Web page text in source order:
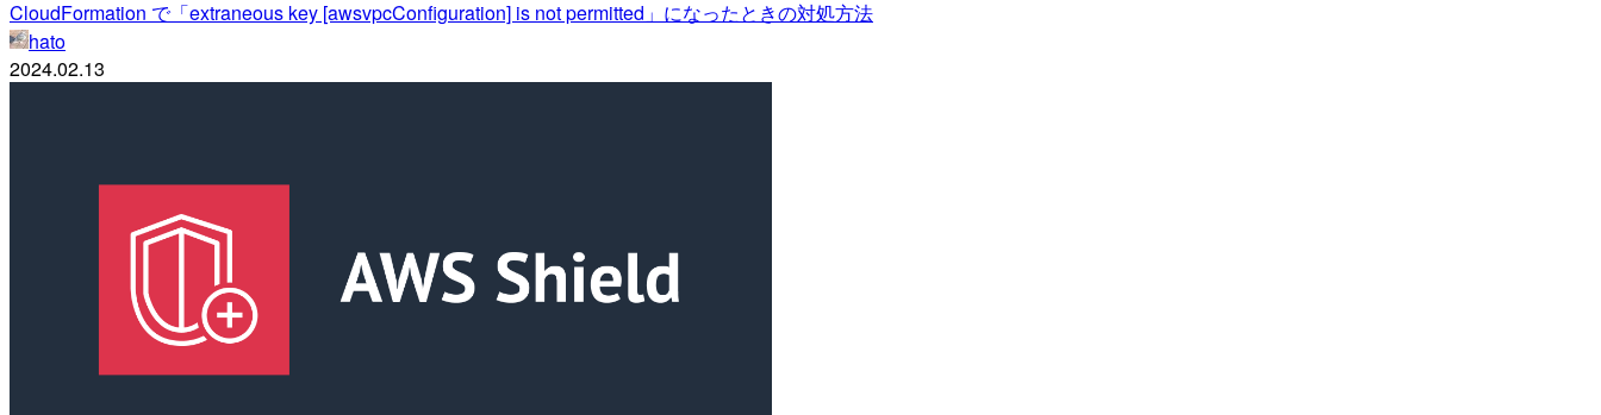
CloudFormation で「extraneous key [awsvpcConfiguration] is not permitted」になったときの対処方法
hato
2024.02.13